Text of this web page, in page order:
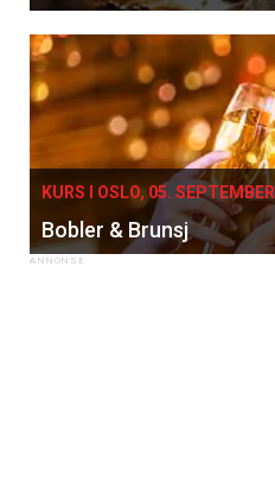
KURS I OSLO, 05. SEPTEMBER
Bobler & Brunsj